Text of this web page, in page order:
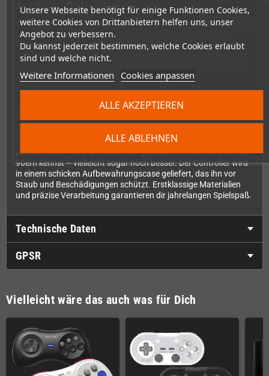
Unsere Webseite benötigt für einige Funktionen Cookies,
weitere Cookies von Drittanbietern helfen uns, unser
Angebot zu verbessern.
Du kannst jederzeit bestimmen, welche Cookies erlaubt
sind und welche nicht.
Weitere Informationen Cookies anpassen
ALLE ABLEHNEN
ALLE AKZEPTIEREN
Ausdauer, die begeistert
Mit einer Akkulaufzeit von bis zu 30 Stunden pro Ladung kannst
du ausgedehnte Gaming-Sessions genießen, ohne ständig
nachladen zu müssen. Der intelligente Schlafmodus aktiviert
sich automatisch nach fünf Minuten Inaktivität und schont so
Aufladen zum Kinderspiel.
Kompromisse gemacht. Das klassische 6-Button-Layout sitzt
perfekt in der Hand und fühlt sich genauso an, wie du es aus den
90ern kennst – vielleicht sogar noch besser. Der Controller wird
in einem schicken Aufbewahrungscase geliefert, das ihn vor
Staub und Beschädigungen schützt. Erstklassige Materialien
und präzise Verarbeitung garantieren dir jahrelangen Spielspaß.
Technische Daten
GPSR
Vielleicht wäre das auch was für Dich